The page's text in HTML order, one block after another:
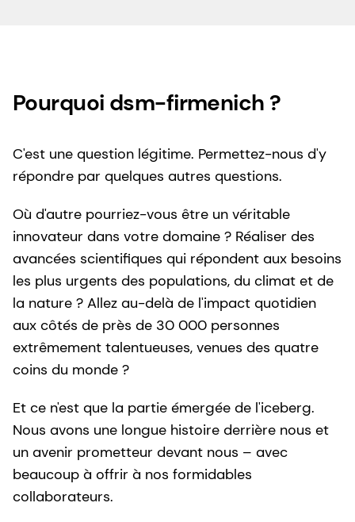
Pourquoi dsm-firmenich ?
C'est une question légitime. Permettez-nous d'y
répondre par quelques autres questions.
Où d'autre pourriez-vous être un véritable
innovateur dans votre domaine ? Réaliser des
avancées scientifiques qui répondent aux besoins
les plus urgents des populations, du climat et de
la nature ? Allez au-delà de l'impact quotidien
aux côtés de près de 30 000 personnes
extrêmement talentueuses, venues des quatre
coins du monde ?
Et ce n'est que la partie émergée de l'iceberg.
Nous avons une longue histoire derrière nous et
un avenir prometteur devant nous – avec
beaucoup à offrir à nos formidables
collaborateurs.